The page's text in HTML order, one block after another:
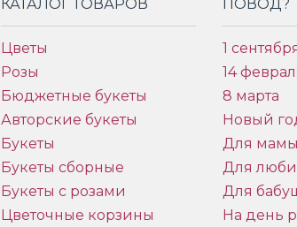
КАТАЛОГ ТОВАРОВ
Цветы
Розы
Бюджетные букеты
Авторские букеты
Букеты
Букеты сборные
Букеты с розами
Цветочные корзины
ПОВОД?
1
14
8 марта
Новый
Для
Для
Для
На день